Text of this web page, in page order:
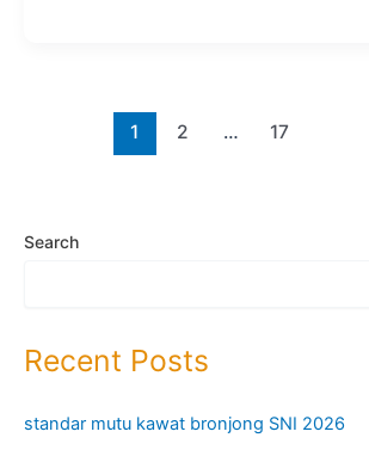
1 2 … 17
Search
Recent Posts
standar mutu kawat bronjong SNI 2026